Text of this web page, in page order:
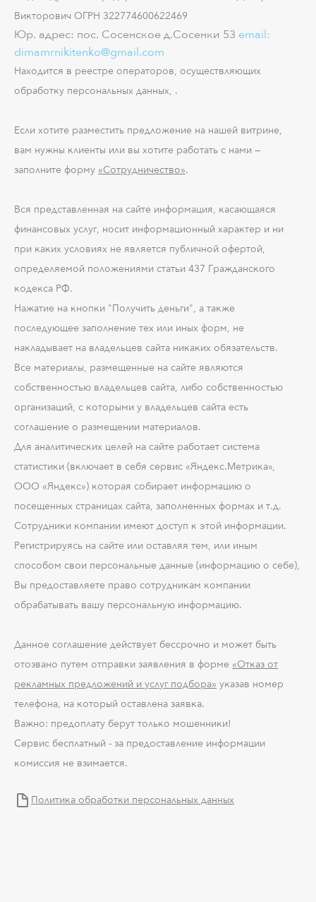
Викторович ОГРН 322774600622469
Юр. адрес: пос. Сосенское д.Сосенки 53 email:
dimamrnikitenko@gmail.com
Находится в реестре операторов, осуществляющих
обработку персональных данных, .
Если хотите разместить предложение на нашей витрине,
вам нужны клиенты или вы хотите работать с нами —
заполните форму «Сотрудничество».
Вся представленная на сайте информация, касающаяся
финансовых услуг, носит информационный характер и ни
при каких условиях не является публичной офертой,
определяемой положениями статьи 437 Гражданского
кодекса РФ.
Нажатие на кнопки "Получить деньги", а также
последующее заполнение тех или иных форм, не
накладывает на владельцев сайта никаких обязательств.
Все материалы, размещенные на сайте являются
собственностью владельцев сайта, либо собственностью
организаций, с которыми у владельцев сайта есть
соглашение о размещении материалов.
Для аналитических целей на сайте работает система
статистики (включает в себя сервис «Яндекс.Метрика»,
ООО «Яндекс») которая собирает информацию о
посещенных страницах сайта, заполненных формах и т.д.
Сотрудники компании имеют доступ к этой информации.
Регистрируясь на сайте или оставляя тем, или иным
способом свои персональные данные (информацию о себе),
Вы предоставляете право сотрудникам компании
обрабатывать вашу персональную информацию.
Данное соглашение действует бессрочно и может быть
отозвано путем отправки заявления в форме «Отказ от
рекламных предложений и услуг подбора» указав номер
телефона, на который оставлена заявка.
Важно: предоплату берут только мошенники!
Сервис бесплатный - за предоставление информации
комиссия не взимается.
Политика обработки персональных данных